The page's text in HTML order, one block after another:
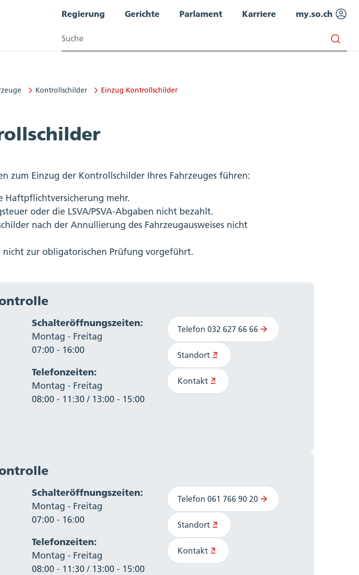
Regierung Gerichte Parlament Karriere my.so.ch
Suchen
Kontrollschilder Einzug Kontrollschilder
zum Einzug der Kontrollschilder Ihres Fahrzeuges führen:
Haftpflichtversicherung mehr.
oder die LSVA/PSVA-Abgaben nicht bezahlt.
nach der Annullierung des Fahrzeugausweises nicht
nicht zur obligatorischen Prüfung vorgeführt.
Schalteröffnungszeiten:
Montag - Freitag
07:00 - 16:00
Telefonzeiten:
Montag - Freitag
08:00 - 11:30 / 13:00 - 15:00
Telefon 032 627 66 66
Standort
Kontakt
Schalteröffnungszeiten:
Montag - Freitag
07:00 - 16:00
Telefonzeiten:
Montag - Freitag
08:00 - 11:30 / 13:00 - 15:00
Telefon 061 766 90 20
Standort
Kontakt